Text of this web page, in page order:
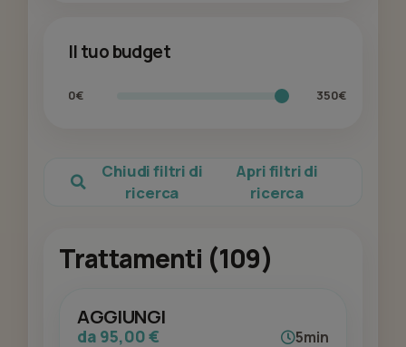
Il tuo budget
0€ 350€
Chiudi filtri di
ricerca
Apri filtri di
ricerca
Trattamenti (109)
AGGIUNGI
da 95,00 € 5min